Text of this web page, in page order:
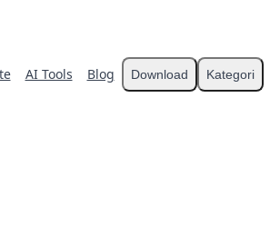
AI Tools Blog Download Kategori